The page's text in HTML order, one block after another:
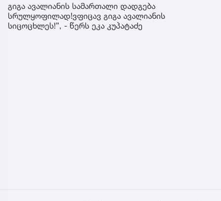
გიგა ავალიანის სამართალი დადგება
სრულყოფილად!ვფიცავ გიგა ავალიანის
სიცოცხლეს!”, - წერს ეკა კუპატაძე